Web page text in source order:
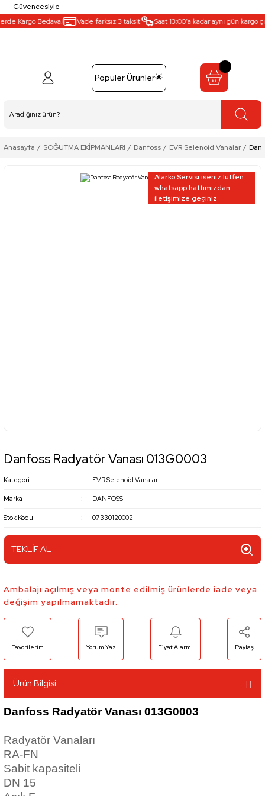
Güvencesiyle
Kargo Bedava!
Vade farksız 3 taksit Saat 13:00’a kadar aynı gün kargo
Popüler Ürünler🌟
Anasayfa SOĞUTMA EKİPMANLARI Danfoss EVR Selenoid Vanalar
Alarko Servisi iseniz lütfen
whatsapp hattımızdan
iletişimize geçiniz
Danfoss Radyatör Vanası 013G0003
Kategori EVR Selenoid Vanalar
Marka DANFOSS
Stok Kodu 07330120002
TEKLİF AL
Ambalajı açılmış veya monte edilmiş ürünlerde iade veya
değişim yapılmamaktadır.
Yorum Yaz Fiyat Alarmı Paylaş
Ürün Bilgisi
Danfoss Radyatör Vanası 013G0003
Radyatör Vanaları
RA-FN
Sabit kapasiteli
DN 15